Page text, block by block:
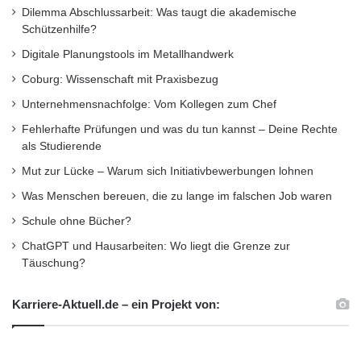
mehreren Sprachen“, sagt Lars Banzhaf, der
das Projekt auf Hohenheimer Seite
federführend betreut hat.
Fachlich und methodisch bietet das Triple-
Bachelor-Programm eine wissenschaftlich
fundierte Einführung in die Fächer Betriebs-
Methoden, eine Vertiefung im Bereich
Dilemma Abschlussarbeit: Was taugt die akademische
Schützenhilfe?
Digitale Planungstools im Metallhandwerk
Coburg: Wissenschaft mit Praxisbezug
Unternehmensnachfolge: Vom Kollegen zum Chef
Fehlerhafte Prüfungen und was du tun kannst – Deine Rechte
als Studierende
Mut zur Lücke – Warum sich Initiativbewerbungen lohnen
Was Menschen bereuen, die zu lange im falschen Job waren
Schule ohne Bücher?
ChatGPT und Hausarbeiten: Wo liegt die Grenze zur
Täuschung?
Karriere-Aktuell.de – ein Projekt von: